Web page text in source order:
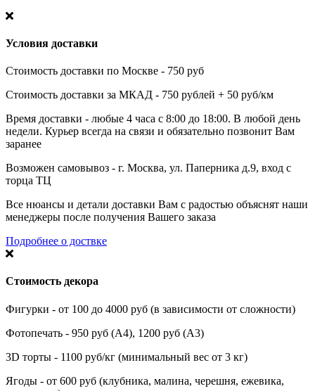
Условия доставки
Стоимость доставки по Москве - 750 руб
Стоимость доставки за МКАД - 750 рублей + 50 руб/км
Время доставки - любые 4 часа с 8:00 до 18:00. В любой день
недели. Курьер всегда на связи и обязательно позвонит Вам
заранее
Возможен самовывоз - г. Москва, ул. Паперника д.9, вход с
торца ТЦ
Все нюансы и детали доставки Вам с радостью объяснят наши
менеджеры после получения Вашего заказа
Подробнее о доствке
Стоимость декора
Фигурки - от 100 до 4000 руб (в зависимости от сложности)
Фотопечать - 950 руб (А4), 1200 руб (А3)
3D торты - 1100 руб/кг (минимальный вес от 3 кг)
Ягоды - от 600 руб (клубника, малина, черешня, ежевика,